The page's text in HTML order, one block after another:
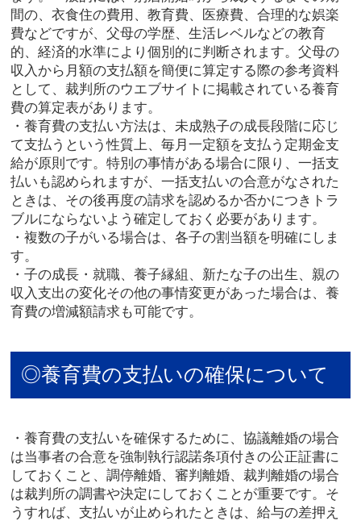
間の、衣食住の費用、教育費、医療費、合理的な娯楽
費などですが、父母の学歴、生活レベルなどの教育
的、経済的水準により個別的に判断されます。父母の
収入から月額の支払額を簡便に算定する際の参考資料
として、裁判所のウエブサイトに掲載されている養育
費の算定表があります。
・養育費の支払い方法は、未成熟子の成長段階に応じ
て支払うという性質上、毎月一定額を支払う定期金支
給が原則です。特別の事情がある場合に限り、一括支
払いも認められますが、一括支払いの合意がなされた
ときは、その後再度の請求を認めるか否かにつきトラ
ブルにならないよう確定しておく必要があります。
・複数の子がいる場合は、各子の割当額を明確にしま
す。
・子の成長・就職、養子縁組、新たな子の出生、親の
収入支出の変化その他の事情変更があった場合は、養
育費の増減額請求も可能です。
◎養育費の支払いの確保について
・養育費の支払いを確保するために、協議離婚の場合
は当事者の合意を強制執行認諾条項付きの公正証書に
しておくこと、調停離婚、審判離婚、裁判離婚の場合
は裁判所の調書や決定にしておくことが重要です。そ
うすれば、支払いが止められたときは、給与の差押え